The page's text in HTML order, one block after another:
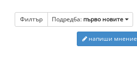
Филтър Подредба: първо новите
напиши мнение